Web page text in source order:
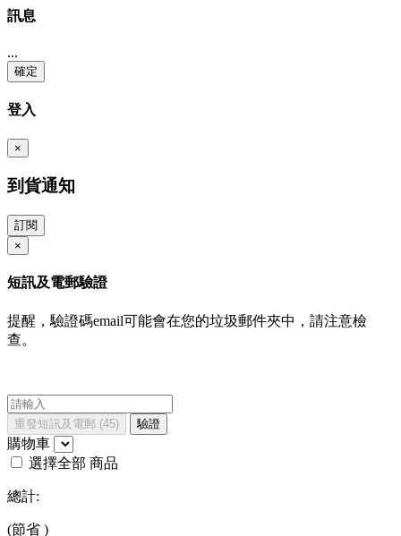
訊息
...
確定
登入
×
到貨通知
訂閱
×
短訊及電郵驗證
提醒，驗證碼email可能會在您的垃圾郵件夾中，請注意檢
查。
重發短訊及電郵 (45) 驗證
購物車
選擇全部 商品
總計:
(節省 )